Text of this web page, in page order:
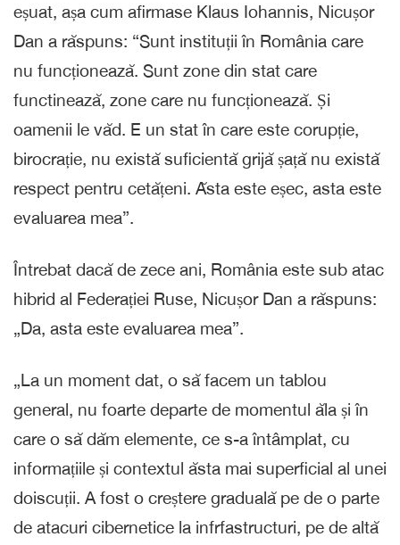
eșuat, așa cum afirmase Klaus Iohannis, Nicușor
Dan a răspuns: “Sunt instituții în România care
nu funcționează. Sunt zone din stat care
functinează, zone care nu funcționează. Și
oamenii le văd. E un stat în care este corupție,
birocrație, nu există suficientă grijă șață nu există
respect pentru cetățeni. Ăsta este eșec, asta este
evaluarea mea”.
Întrebat dacă de zece ani, România este sub atac
hibrid al Federației Ruse, Nicușor Dan a răspuns:
„Da, asta este evaluarea mea”.
„La un moment dat, o să facem un tablou
general, nu foarte departe de momentul ăla și în
care o să dăm elemente, ce s-a întâmplat, cu
informațiile și contextul ăsta mai superficial al unei
doiscuții. A fost o creștere graduală pe de o parte
de atacuri cibernetice la infrfastructuri, pe de altă